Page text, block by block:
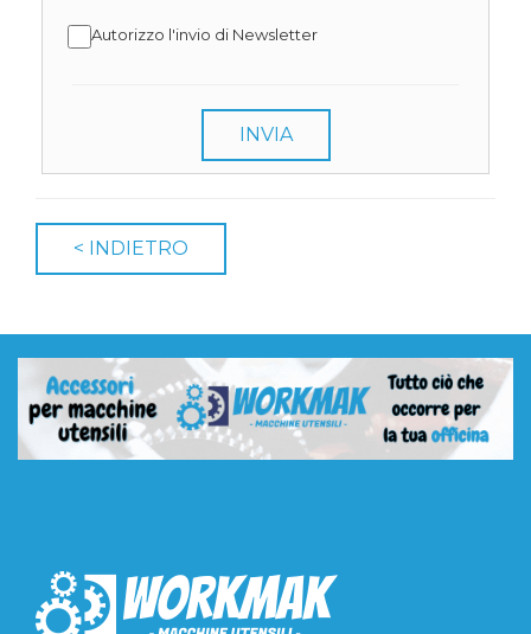
Autorizzo l'invio di Newsletter
INVIA